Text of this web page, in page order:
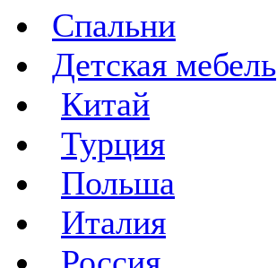
Спальни
Детская мебель
Китай
Турция
Польша
Италия